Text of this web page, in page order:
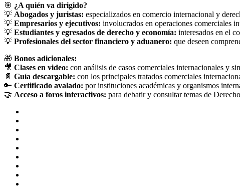
🎯 ¿A quién va dirigido?
💡 Abogados y juristas: especializados en comercio internacional y
💡 Empresarios y ejecutivos: involucrados en operaciones comerciales
💡 Estudiantes y egresados ​​de derecho y economía: interesados ​​en el
💡 Profesionales del sector financiero y aduanero: que deseen
🎁 Bonos adicionales:
🎥 Clases en video: con análisis de casos comerciales internacionales y
📄 Guía descargable: con los principales tratados comerciales
🔑 Certificado avalado: por instituciones académicas y organismos
🤝 Acceso a foros interactivos: para debatir y consultar temas de